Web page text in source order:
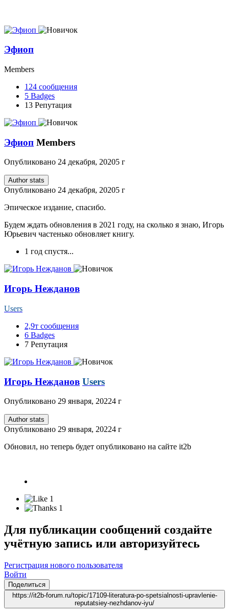
Эфиоп
Members
124 сообщения
5 Badges
13 Репутация
Эфиоп Members
Опубликовано 24 декабря, 20205 г
Author stats
Опубликовано 24 декабря, 20205 г
Эпическое издание, спасибо.
Будем ждать обновления в 2021 году, на сколько я знаю, Игорь
Юрьевич частенько обновляет книгу.
1 год спустя...
Игорь Нежданов
Users
2,9т сообщения
6 Badges
7 Репутация
Игорь Нежданов Users
Опубликовано 29 января, 20224 г
Author stats
Опубликовано 29 января, 20224 г
Обновил, но теперь будет опубликовано на сайте it2b
1
1
Для публикации сообщений создайте
учётную запись или авторизуйтесь
Регистрация нового пользователя
Войти
Поделиться
https://it2b-forum.ru/topic/17109-literatura-po-spetsialnosti-upravlenie-
reputatsiey-nezhdanov-iyu/